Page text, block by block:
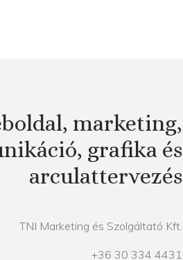
marketing,
grafika és
arculattervezés
TNI Marketing és Szolgáltató Kft.
+36 30 334 4431